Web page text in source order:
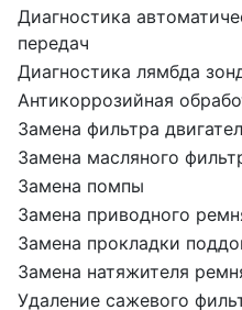
Диагностика
передач
Диагностика лямбда
Антикоррозийная
Замена фильтра
Замена масляного
Замена помпы
Замена приводного
Замена прокладки
Замена натяжителя
Удаление сажевого